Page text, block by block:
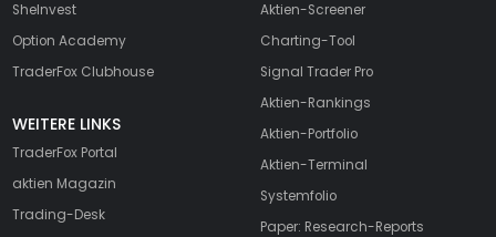
SheInvest
Option Academy
TraderFox Clubhouse
WEITERE LINKS
TraderFox Portal
aktien Magazin
Trading-Desk
Aktien-Screener
Charting-Tool
Signal Trader Pro
Aktien-Rankings
Aktien-Portfolio
Aktien-Terminal
Systemfolio
Paper: Research-Reports